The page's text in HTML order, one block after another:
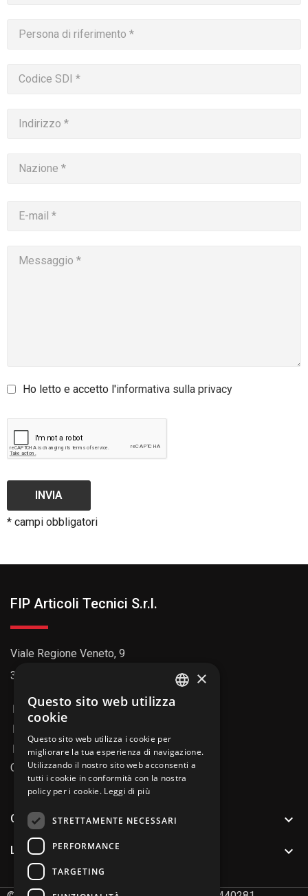
Ho letto e accetto l'informativa sulla privacy
INVIA
* campi obbligatori
FIP Articoli Tecnici S.r.l.
Viale Regione Veneto, 9
35127 Padova (PD)
049 8992211
info@pec.fiparticolitecnici.it
Codice SDI: AU7YEU4
CATALOGO PRODOTTI 
LINK UTILI 
×
Questo sito web utilizza
cookie
Questo sito web utilizza i cookie per
migliorare la tua esperienza di navigazione.
Utilizzando il nostro sito web acconsenti a
tutti i cookie in conformità con la nostra
policy per i cookie. Leggi di più
STRETTAMENTE NECESSARI
PERFORMANCE
TARGETING